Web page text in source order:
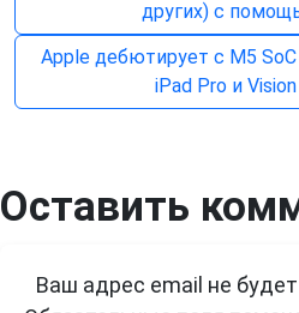
других) с
Apple дебютирует с M5
iPad Pro и
Оставить
Ваш адрес email не